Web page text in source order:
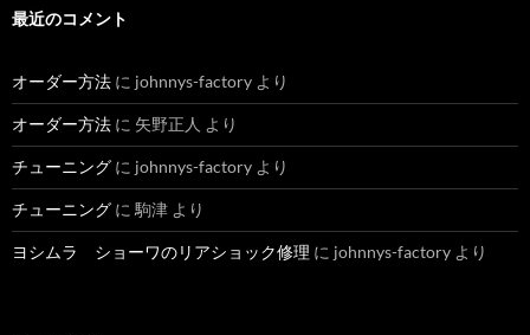
最近のコメント
オーダー方法 に johnnys-factory より
オーダー方法 に 矢野正人 より
チューニング に johnnys-factory より
チューニング に 駒津 より
ヨシムラ ショーワのリアショック修理 に johnnys-factory より